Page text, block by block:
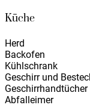
Küche
Herd
Backofen
Kühlschrank
Geschirr und
Geschirrhandtücher
Abfalleimer